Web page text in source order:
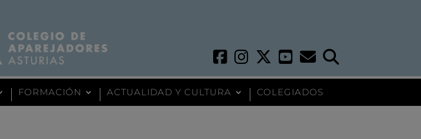
FORMACIÓN ACTUALIDAD Y CULTURA COLEGIADOS